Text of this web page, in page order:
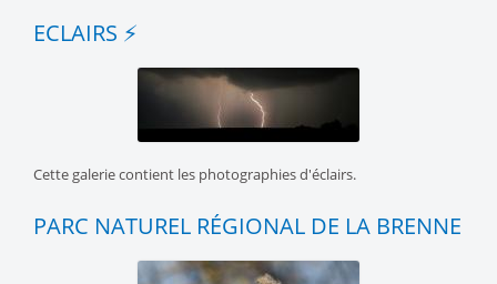
ECLAIRS ⚡️
Cette galerie contient les photographies d'éclairs.
PARC NATUREL RÉGIONAL DE LA BRENNE